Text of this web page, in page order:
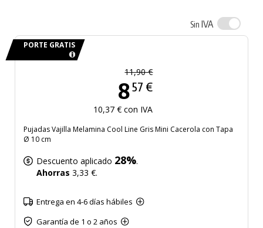
Sin IVA
PORTE GRATIS
11,90 €
8 57 €
10,37 € con IVA
Pujadas Vajilla Melamina Cool Line Gris Mini Cacerola con Tapa
Ø 10 cm
Descuento aplicado 28%.
Ahorras 3,33 €.
Entrega en 4-6 días hábiles
Garantía de 1 o 2 años